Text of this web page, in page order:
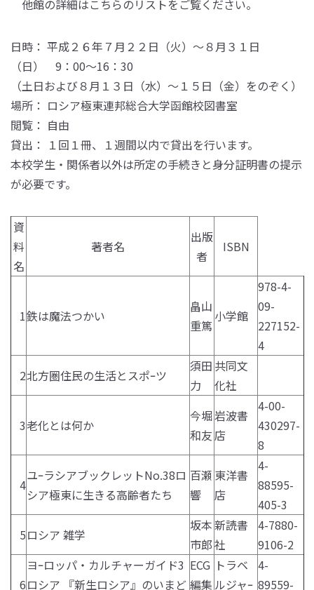
他館の詳細はこちらのリストをご覧ください。
日時： 平成２６年７月２２日（火）～８月３１日
（日） 9：00～16：30
（土日および８月１３日（水）～１５日（金）をのぞく）
場所： ロシア極東連邦総合大学函館校図書室
閲覧： 自由
貸出： １回１冊、１週間以内で貸出を行います。
本校学生・関係者以外は所定の手続きと身分証明書の提示
が必要です。
資
料
名
著者名
出版
者
ISBN
1鉄は魔法つかい
畠山
重篤
小学館
978-4-
09-
227152-
4
2北方圏住民の生活とスポｰツ
須田
力
共同文
化社
3老化とは何か
今堀
和友
岩波書
店
4-00-
430297-
8
4
ユｰラシアブックレットNo.38ロ
シア極東に生きる高齢者たち
百瀬
響
東洋書
店
4-
88595-
405-3
5ロシア 雑学
坂本
市郎
新読書
社
4-7880-
9106-2
6
ヨｰロッパ・カルチャーガイド3
ロシア 『新生ロシア』のいまど
ECG
編集
トラベ
ルジャｰ
4-
89559-